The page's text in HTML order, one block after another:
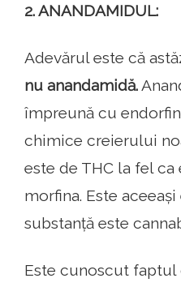
2. ANANDAMIDUL:
Adevărul este că
nu anandamidă.
împreună cu
chimice creierului
este de THC la fel
morfina. Este
substanță este
Este cunoscut faptul